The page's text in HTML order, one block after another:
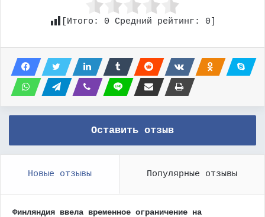
[Итого: 0 Средний рейтинг: 0
Оставить отзыв
Новые отзывы Популярные отзывы
Финляндия ввела временное ограничение на